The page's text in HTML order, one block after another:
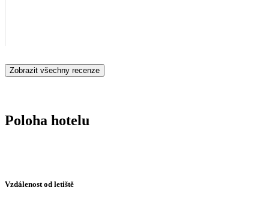
Zobrazit všechny recenze
Poloha hotelu
Vzdálenost od letiště